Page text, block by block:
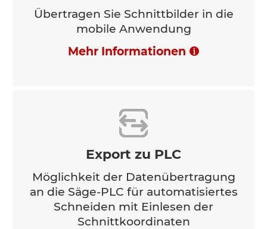
Übertragen Sie Schnittbilder in die
mobile Anwendung
Mehr Informationen
Export zu PLC
Möglichkeit der Datenübertragung
an die Säge-PLC für automatisiertes
Schneiden mit Einlesen der
Schnittkoordinaten